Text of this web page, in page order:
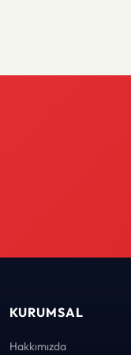
KURUMSAL
Hakkımızda